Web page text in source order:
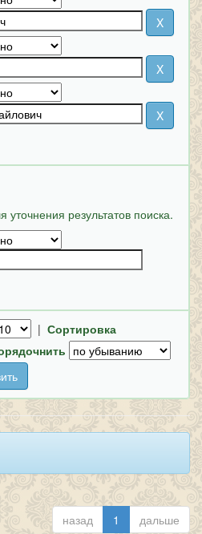
результатов поиска.
| Сортировка
назад 1 дальше